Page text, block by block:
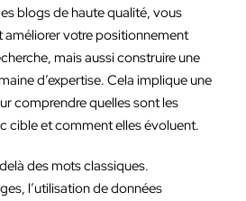
blogs de haute qualité, vous
améliorer votre positionnement
mais aussi construire une
d’expertise. Cela implique une
comprendre quelles sont les
cible et comment elles évoluent.
des mots classiques.
l’utilisation de données